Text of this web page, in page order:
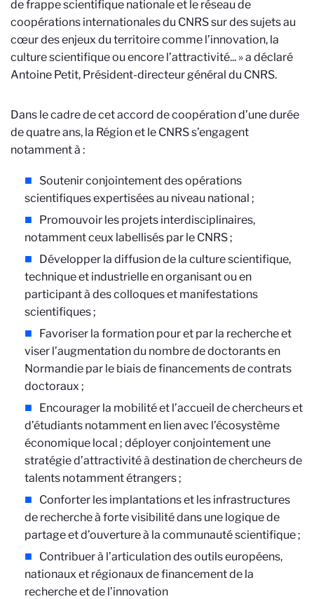
de frappe scientifique nationale et le réseau de
coopérations internationales du CNRS sur des sujets au
cœur des enjeux du territoire comme l’innovation, la
culture scientifique ou encore l’attractivité... » a déclaré
Antoine Petit, Président-directeur général du CNRS.
Dans le cadre de cet accord de coopération d’une durée
de quatre ans, la Région et le CNRS s’engagent
notamment à :
Soutenir conjointement des opérations
scientifiques expertisées au niveau national ;
Promouvoir les projets interdisciplinaires,
notamment ceux labellisés par le CNRS ;
Développer la diffusion de la culture scientifique,
technique et industrielle en organisant ou en
participant à des colloques et manifestations
scientifiques ;
Favoriser la formation pour et par la recherche et
viser l’augmentation du nombre de doctorants en
Normandie par le biais de financements de contrats
doctoraux ;
Encourager la mobilité et l’accueil de chercheurs et
d’étudiants notamment en lien avec l’écosystème
économique local ; déployer conjointement une
stratégie d’attractivité à destination de chercheurs de
talents notamment étrangers ;
Conforter les implantations et les infrastructures
de recherche à forte visibilité dans une logique de
partage et d’ouverture à la communauté scientifique ;
Contribuer à l’articulation des outils européens,
nationaux et régionaux de financement de la
recherche et de l’innovation